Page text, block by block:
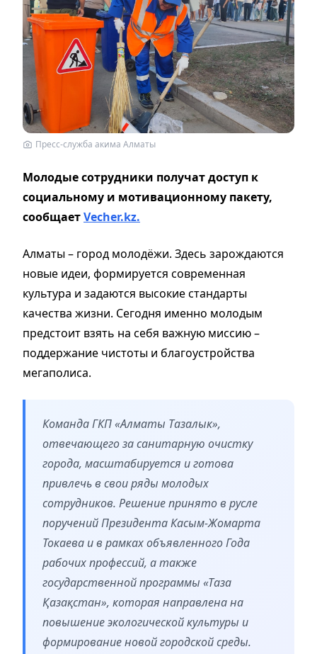
Пресс-служба акима Алматы
Молодые сотрудники получат доступ к
социальному и мотивационному пакету,
сообщаетVecher.kz.
Алматы – город молодёжи. Здесь зарождаются
новые идеи, формируется современная
культура и задаются высокие стандарты
качества жизни. Сегодня именно молодым
предстоит взять на себя важную миссию –
поддержание чистоты и благоустройства
мегаполиса.
Команда ГКП «Алматы Тазалык»,
отвечающего за санитарную очистку
города, масштабируется и готова
привлечь в свои ряды молодых
сотрудников. Решение принято в русле
поручений Президента Касым-Жомарта
Токаева и в рамках объявленного Года
рабочих профессий, а также
государственной программы «Таза
Қазақстан», которая направлена на
повышение экологической культуры и
формирование новой городской среды.